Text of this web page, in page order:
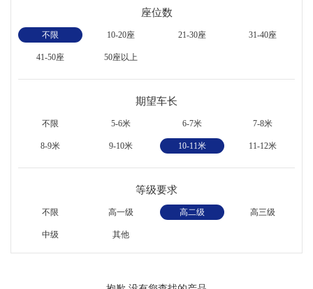
座位数
不限 10-20座 21-30座 31-40座
41-50座 50座以上
期望车长
不限 5-6米 6-7米 7-8米
8-9米 9-10米 10-11米 11-12米
等级要求
不限 高一级 高二级 高三级
中级 其他